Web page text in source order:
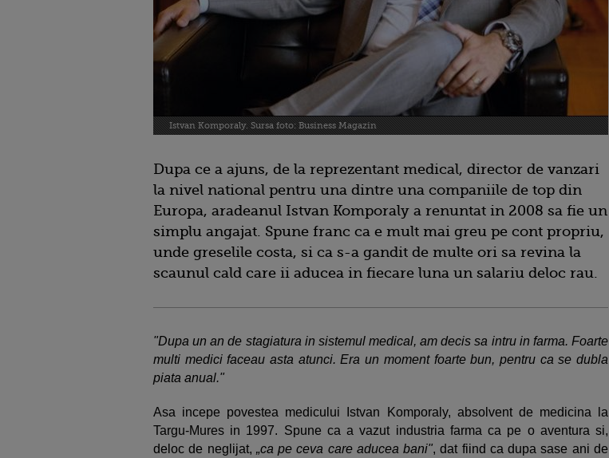
Istvan Komporaly. Sursa foto: Business Magazin
Dupa ce a ajuns, de la reprezentant medical, director de vanzari
la nivel national pentru una dintre una companiile de top din
Europa, aradeanul Istvan Komporaly a renuntat in 2008 sa fie un
simplu angajat. Spune franc ca e mult mai greu pe cont propriu,
unde greselile costa, si ca s-a gandit de multe ori sa revina la
scaunul cald care ii aducea in fiecare luna un salariu deloc rau.
"Dupa un an de stagiatura in sistemul medical, am decis sa intru in farma. Foarte
multi medici faceau asta atunci. Era un moment foarte bun, pentru ca se dubla
piata anual."
Asa incepe povestea medicului Istvan Komporaly, absolvent de medicina la
Targu-Mures in 1997. Spune ca a vazut industria farma ca pe o aventura si,
deloc de neglijat, „ca pe ceva care aducea bani", dat fiind ca dupa sase ani de